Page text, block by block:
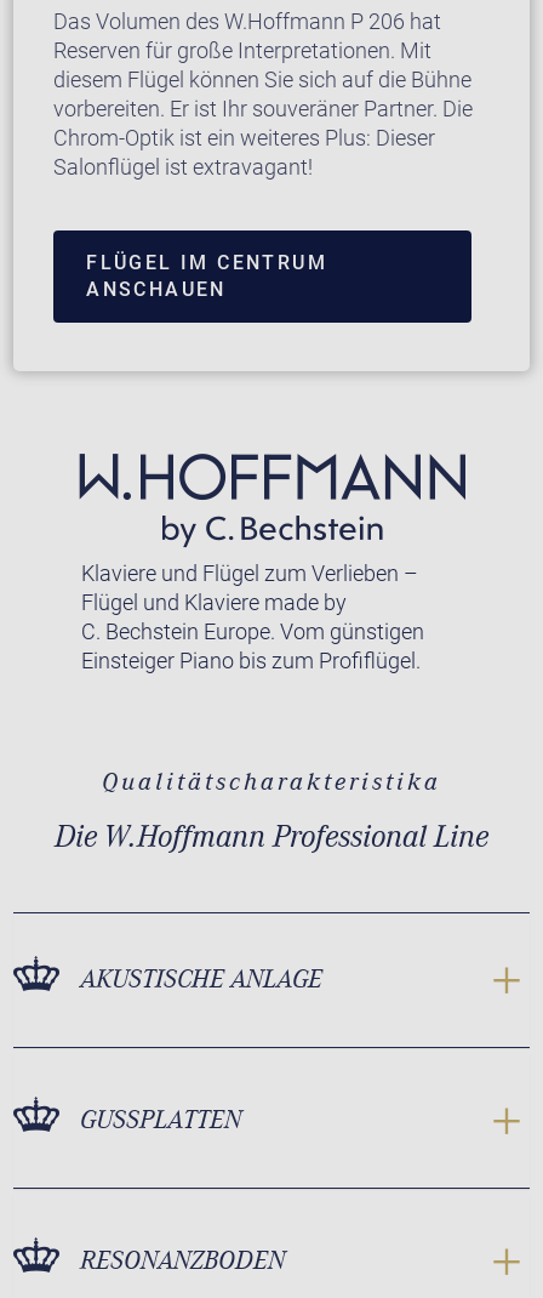
Das Volumen des W.Hoffmann P 206 hat
Reserven für große Interpretationen. Mit
diesem Flügel können Sie sich auf die Bühne
vorbereiten. Er ist Ihr souveräner Partner. Die
Chrom-Optik ist ein weiteres Plus: Dieser
Salonflügel ist extravagant!
FLÜGEL IM CENTRUM
ANSCHAUEN
Klaviere und Flügel zum Verlieben –
Flügel und Klaviere made by
C. Bechstein Europe. Vom günstigen
Einsteiger Piano bis zum Profiflügel.
Qualitätscharakteristika
Die W.Hoffmann Professional Line
AKUSTISCHE ANLAGE
GUSSPLATTEN
RESONANZBODEN